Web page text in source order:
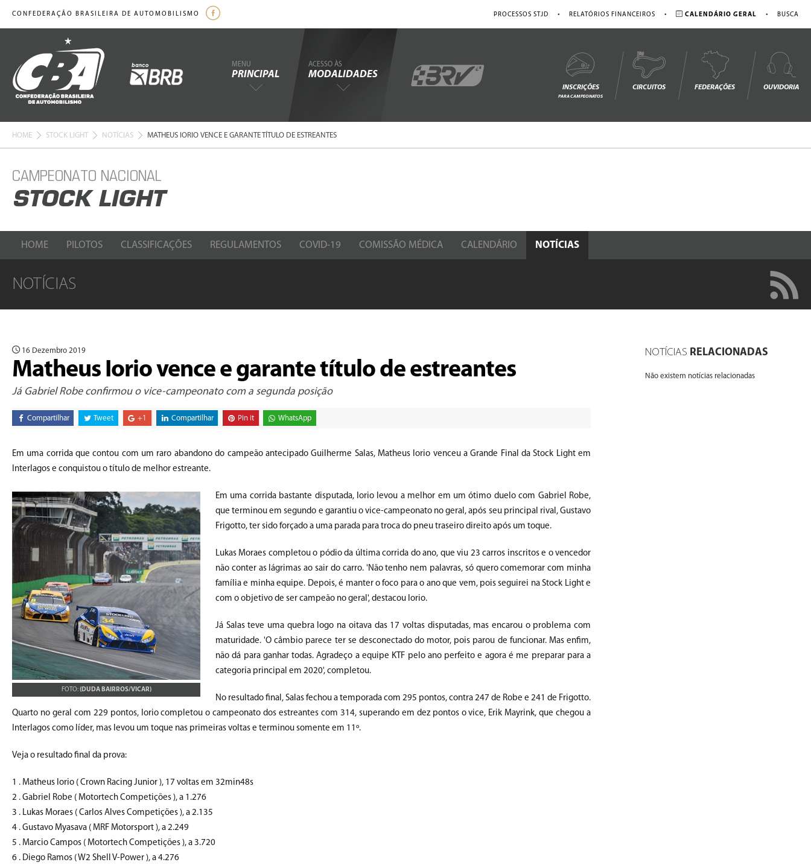
CONFEDERAÇÃO BRASILEIRA DE AUTOMOBILISMO PROCESSOS STJD • RELATÓRIOS FINANCEIROS • CALENDÁRIO GERAL • BUSCA
MENU
PRINCIPAL
ACESSO ÀS
MODALIDADES
INSCRIÇÕES
PARA CAMPEONATOS
CIRCUITOS FEDERAÇÕES OUVIDORIA
HOME STOCK LIGHT NOTÍCIAS MATHEUS IORIO VENCE E GARANTE TÍTULO DE ESTREANTES
CAMPEONATO NACIONAL
STOCK LIGHT
HOME PILOTOS CLASSIFICAÇÕES REGULAMENTOS COVID-19 COMISSÃO MÉDICA CALENDÁRIO NOTÍCIAS
NOTÍCIAS
16 Dezembro 2019
Matheus Iorio vence e garante título de estreantes
Já Gabriel Robe confirmou o vice-campeonato com a segunda posição
Compartilhar Tweet +1 Compartilhar Pin it WhatsApp
Em uma corrida que contou com um raro abandono do campeão antecipado Guilherme Salas, Matheus Iorio venceu a Grande Final da Stock Light em
Interlagos e conquistou o título de melhor estreante.
FOTO:(DUDA BAIRROS/VICAR)
Em uma corrida bastante disputada, Iorio levou a melhor em um ótimo duelo com Gabriel Robe,
que terminou em segundo e garantiu o vice-campeonato no geral, após seu principal rival, Gustavo
Frigotto, ter sido forçado a uma parada para troca do pneu traseiro direito após um toque.
Lukas Moraes completou o pódio da última corrida do ano, que viu 23 carros inscritos e o vencedor
não conter as lágrimas ao sair do carro. 'Não tenho nem palavras, só quero comemorar com minha
família e minha equipe. Depois, é manter o foco para o ano que vem, pois seguirei na Stock Light e
com o objetivo de ser campeão no geral', destacou Iorio.
Já Salas teve uma quebra logo na oitava das 17 voltas disputadas, mas encarou o problema com
maturidade. 'O câmbio parece ter se desconectado do motor, pois parou de funcionar. Mas enfim,
não dá para ganhar todas. Agradeço a equipe KTF pelo ano perfeito e agora é me preparar para a
categoria principal em 2020', completou.
No resultado final, Salas fechou a temporada com 295 pontos, contra 247 de Robe e 241 de Frigotto.
Quarto no geral com 229 pontos, Iorio completou o campeonato dos estreantes com 314, superando em dez pontos o vice, Erik Mayrink, que chegou a
Interlagos como líder, mas levou um toque nas primeiras voltas e terminou somente em 11º.
Veja o resultado final da prova:
1 . Matheus Iorio ( Crown Racing Junior ), 17 voltas em 32min48s
2 . Gabriel Robe ( Motortech Competições ), a 1.276
3 . Lukas Moraes ( Carlos Alves Competições ), a 2.135
4 . Gustavo Myasava ( MRF Motorsport ), a 2.249
5 . Marcio Campos ( Motortech Competições ), a 3.720
6 . Diego Ramos ( W2 Shell V-Power ), a 4.276
NOTÍCIAS RELACIONADAS
Não existem notícias relacionadas